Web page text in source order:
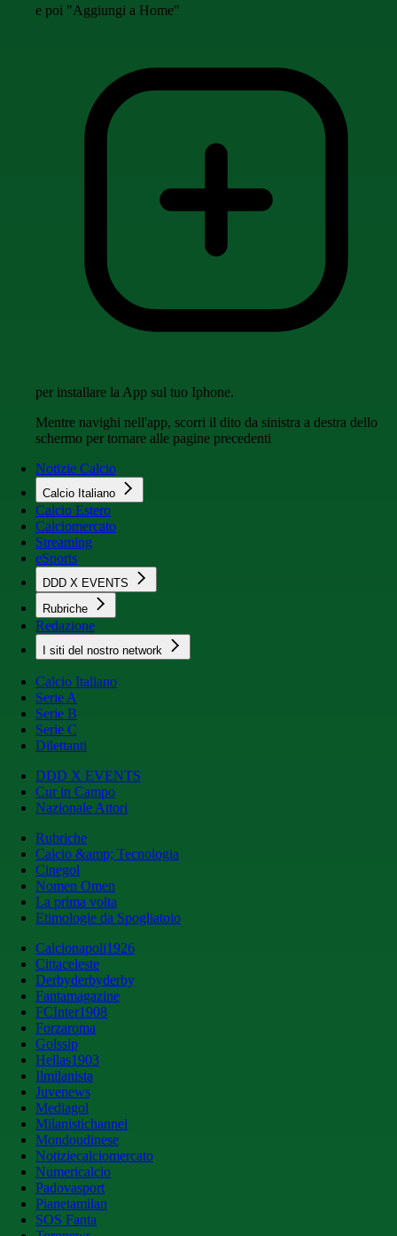
e poi "Aggiungi a Home"
per installare la App sul tuo Iphone.
Mentre navighi nell'app, scorri il dito da sinistra a destra dello
schermo per tornare alle pagine precedenti
Notizie Calcio
Calcio Italiano
Calcio Estero
Calciomercato
Streaming
eSports
DDD X EVENTS
Rubriche
Redazione
I siti del nostro network
Calcio Italiano
Serie A
Serie B
Serie C
Dilettanti
DDD X EVENTS
Cur in Campo
Nazionale Attori
Rubriche
Calcio &amp; Tecnologia
Cinegol
Nomen Omen
La prima volta
Etimologie da Spogliatoio
Calcionapoli1926
Cittaceleste
Derbyderbyderby
Fantamagazine
FCInter1908
Forzaroma
Golssip
Hellas1903
Ilmilanista
Juvenews
Mediagol
Milanistichannel
Mondoudinese
Notiziecalciomercato
Numericalcio
Padovasport
Pianetamilan
SOS Fanta